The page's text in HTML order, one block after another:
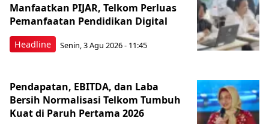
Headline
Manfaatkan PIJAR, Telkom Perluas
Pemanfaatan Pendidikan Digital
Senin, 3 Agu 2026 - 11:45
Pendapatan, EBITDA, dan Laba
Bersih Normalisasi Telkom Tumbuh
Kuat di Paruh Pertama 2026